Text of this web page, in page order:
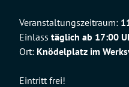
Veranstaltungszeitraum:
Einlass täglich ab 17:00
Ort: Knödelplatz im
Eintritt frei!